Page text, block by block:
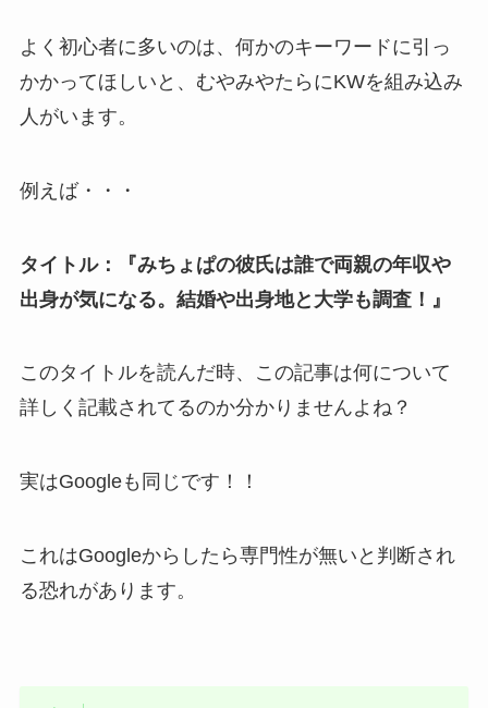
よく初心者に多いのは、何かのキーワードに引っ
かかってほしいと、むやみやたらにKWを組み込み
人がいます。
例えば・・・
タイトル：『みちょぱの彼氏は誰で両親の年収や
出身が気になる。結婚や出身地と大学も調査！』
このタイトルを読んだ時、この記事は何について
詳しく記載されてるのか分かりませんよね？
実はGoogleも同じです！！
これはGoogleからしたら専門性が無いと判断され
る恐れがあります。